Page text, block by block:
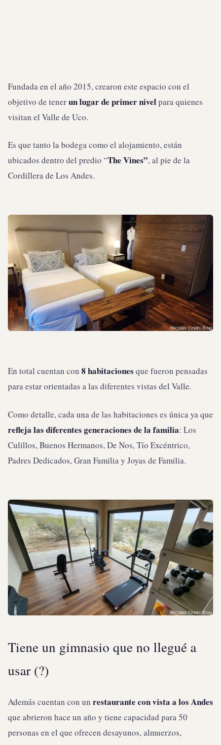
Fundada en el año 2015, crearon este espacio con el
objetivo de tenerun lugar de primer nivelpara quienes
visitan el Valle de Uco.
Es que tanto la bodega como el alojamiento, están
ubicados dentro del predio “The Vines”, al pie de la
Cordillera de Los Andes.
En total cuentan con 8 habitaciones que fueron pensadas
para estar orientadas a las diferentes vistas del Valle.
Como detalle, cada una de las habitaciones es única ya que
refleja las diferentes generaciones de la familia: Los
Culillos, Buenos Hermanos, De Nos, Tío Excéntrico,
Padres Dedicados, Gran Familia y Joyas de Familia.
Tiene un gimnasio que no llegué a
usar (?)
Además cuentan con un restaurante con vista a los Andes
que abrieron hace un año y tiene capacidad para 50
personas en el que ofrecen desayunos, almuerzos,